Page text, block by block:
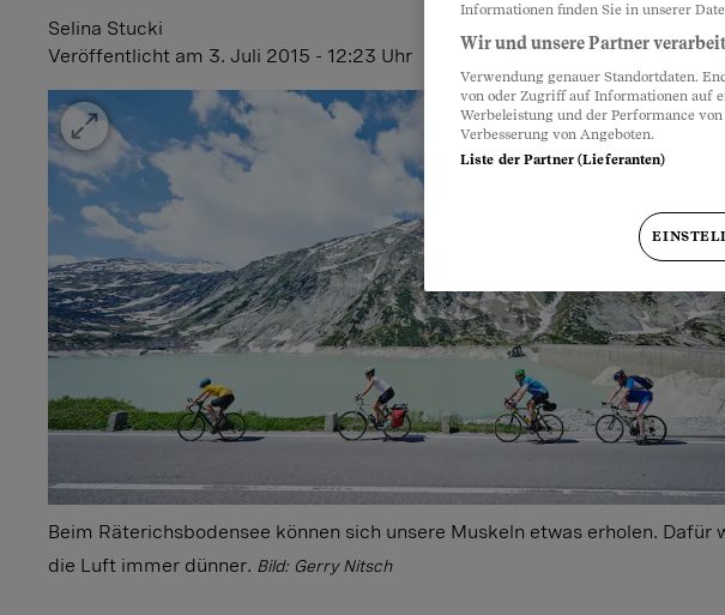
Selina Stucki
Veröffentlicht am 3. Juli 2015 - 12:23 Uhr
Beim Räterichsbodensee können sich unsere Muskeln etwas erholen. Dafür
die Luft immer dünner. Bild: Gerry Nitsch
Informationen finden Sie in unserer
Wir und unsere Partner
Verwendung genauer Standortdaten.
von oder Zugriff auf Informationen auf
Werbeleistung und der Performance
Verbesserung von Angeboten.
Liste der Partner (Lieferanten)